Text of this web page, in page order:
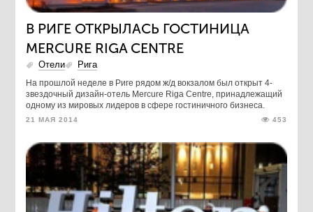
В РИГЕ ОТКРЫЛАСЬ ГОСТИНИЦА
MERCURE RIGA CENTRE
Отели Рига
На прошлой неделе в Риге рядом ж/д вокзалом был открыт 4-
звездочный дизайн-отель Mercure Riga Centre, принадлежащий
одному из мировых лидеров в сфере гостиничного бизнеса.
21 МАЯ 2014 453